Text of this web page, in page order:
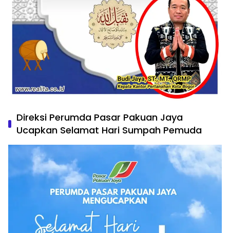
Direksi Perumda Pasar Pakuan Jaya
Ucapkan Selamat Hari Sumpah Pemuda